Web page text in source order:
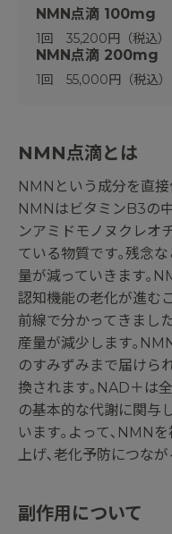
NMN点滴 100mg
1回 35,200円（税込）
NMN点滴 200mg
1回 55,000円（税込）
NMN点滴とは
NMNという成分を直
NMNはビタミンB3の
ンアミドモノヌクレオ
ている物質です｡残念
量が減っていきます｡
認知機能の老化が進む
前線で分かってきまし
産量が減少します｡
のすみずみまで届けら
換されます｡NAD＋は
の基本的な代謝に関与
います｡よって､NMN
上げ､老化予防につな
副作用について